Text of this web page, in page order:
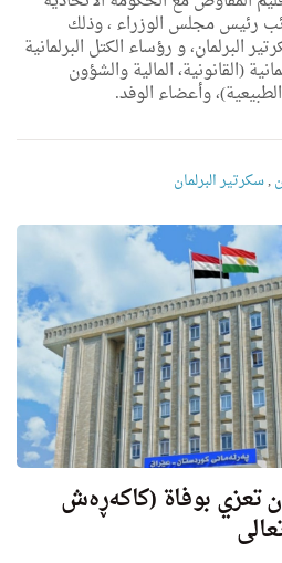
رئيس مجلس الوزراء ، وذلك
و رؤساء الكتل البرلمانية
(القانونية، المالية والشؤون
وأعضاء الوفد.
,سكرتیر البرلمان
تعزي بوفاة (كاكه‌ڕه‌ش